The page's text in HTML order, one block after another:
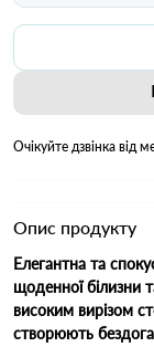
Очікуйте дзвінка від
Опис продукту
Елегантна та
щоденної білизни
високим вирізом
створюють